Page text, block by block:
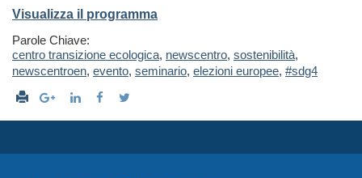
Visualizza il programma
Parole Chiave:
centro transizione ecologica, newscentro, sostenibilità,
newscentroen, evento, seminario, elezioni europee, #sdg4